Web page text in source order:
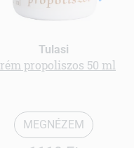
Tulasi
propoliszos 50 ml
MEGNÉZEM